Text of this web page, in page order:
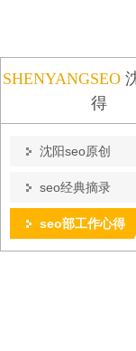
SHENYANGSEO
得
沈阳seo原创
seo经典摘录
seo部工作心得